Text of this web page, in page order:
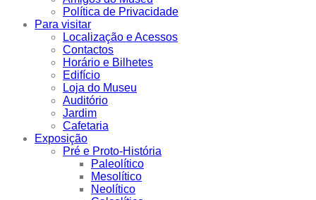
Política de Privacidade
Para visitar
Localização e Acessos
Contactos
Horário e Bilhetes
Edifício
Loja do Museu
Auditório
Jardim
Cafetaria
Exposição
Pré e Proto-História
Paleolítico
Mesolítico
Neolítico